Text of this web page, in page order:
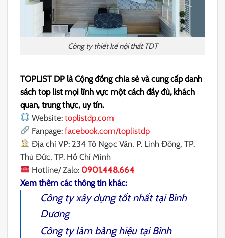
Công ty thiết kế nội thất TDT
TOPLIST DP là Cộng đồng chia sẻ và cung cấp danh
sách top list mọi lĩnh vực một cách đầy đủ, khách
quan, trung thực, uy tín.
Website:toplistdp.com
Fanpage:facebook.com/toplistdp
Địa chỉ VP: 234 Tô Ngọc Vân, P. Linh Đông, TP.
Thủ Đức, TP. Hồ Chí Minh
Hotline/ Zalo: 0901.448.664
Xem thêm các thông tin khác:
Công ty xây dựng tốt nhất tại Bình
Dương
Công ty làm bảng hiệu tại Bình